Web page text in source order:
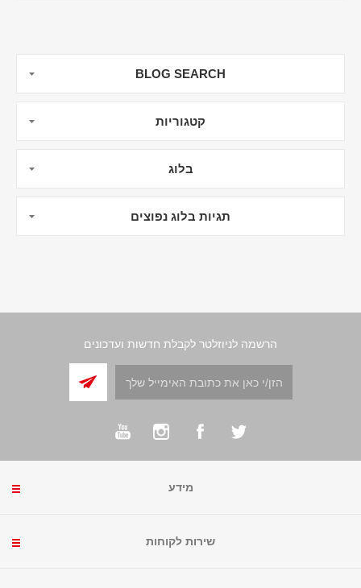
BLOG SEARCH
קטגוריות
בלוג
תגיות בלוג נפוצים
הרשמה לניוזלטר לקבלת חדשות ועדכונים
מידע
שירות לקוחות